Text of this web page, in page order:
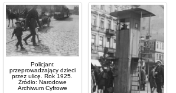
Policjant
przeprowadzający dzieci
przez ulicę. Rok 1925.
Żródło: Narodowe
Archiwum Cyfrowe